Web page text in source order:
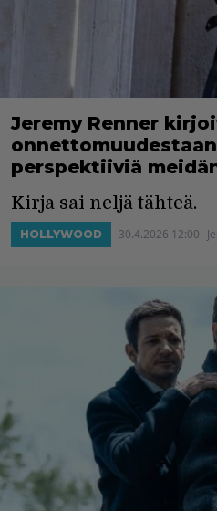
Jeremy Renner
perspektiiviä
Kirja sai neljä tähteä.
HOLLYWOOD 30.4.2026 12:00